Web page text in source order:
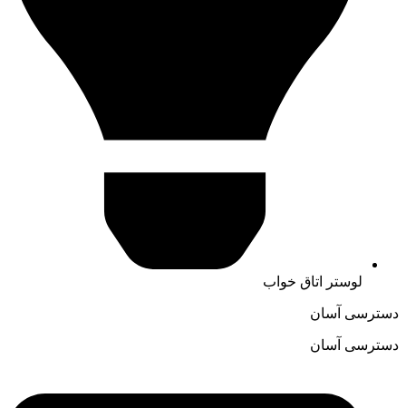
لوستر اتاق خواب
دسترسی آسان
دسترسی آسان